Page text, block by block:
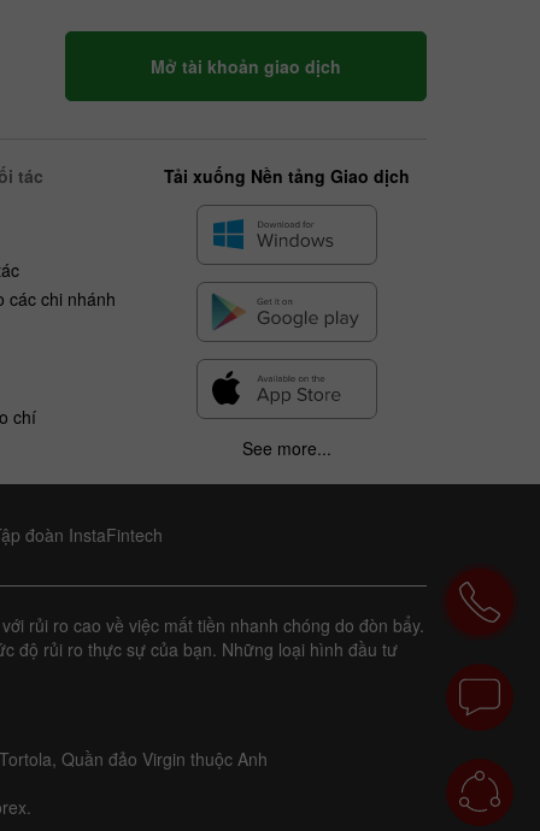
Mở tài khoản giao dịch
tác
các chi nhánh
chí
Tải xuống Nền tảng Giao dịch
See more...
đoàn InstaFintech
rủi ro cao về việc mất tiền nhanh chóng do đòn bẩy.
độ rủi ro thực sự của bạn. Những loại hình đầu tư
Quần đảo Virgin thuộc Anh